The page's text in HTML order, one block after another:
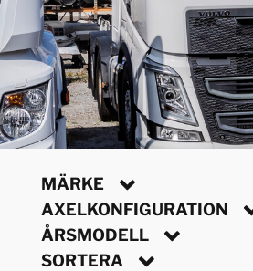
MÄRKE
AXELKONFIGURATION
ÅRSMODELL
SORTERA